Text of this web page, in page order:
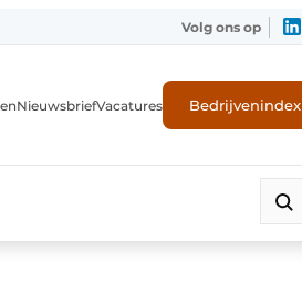
Volg ons op
NieuwsbriefVacatures Bedrijvenindex